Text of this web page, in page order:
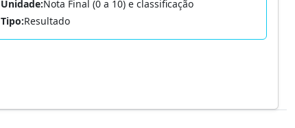
Unidade:Nota Final (0 a 10) e classificação
Tipo:Resultado